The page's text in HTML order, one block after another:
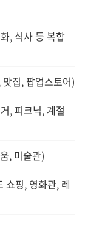
, 식사 등 복합
집, 팝업스토어)
, 피크닉, 계절
, 미술관)
쇼핑, 영화관, 레